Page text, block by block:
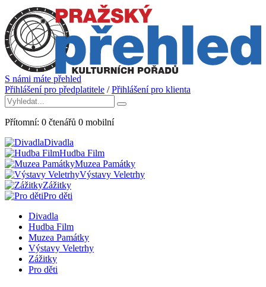
S námi máte přehled
Přihlášení pro předplatitele /Přihlášení pro klienta
Přítomní: 0 čtenářů 0 mobilní
Divadla
Hudba Film
Muzea Památky
Výstavy Veletrhy
Zážitky
Pro děti
Divadla
Hudba Film
Muzea Památky
Výstavy Veletrhy
Zážitky
Pro děti